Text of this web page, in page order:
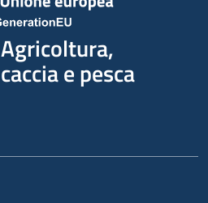
Agricoltura,
caccia e pesca